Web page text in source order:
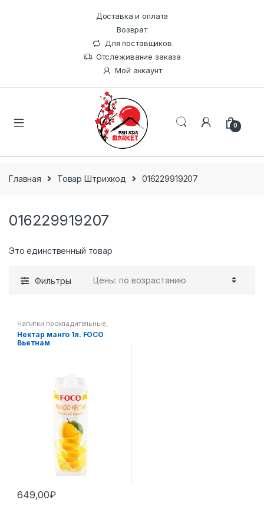
Доставка и оплата
Возврат
Для поставщиков
Отслеживание заказа
Мой аккаунт
0
Главная Товар Штрихкод 016229919207
016229919207
Это единственный товар
Фильтры
Напитки прохладительные
Пан-азиатская кухня
Нектар манго 1л. FOCO
Вьетнам
649,00₽